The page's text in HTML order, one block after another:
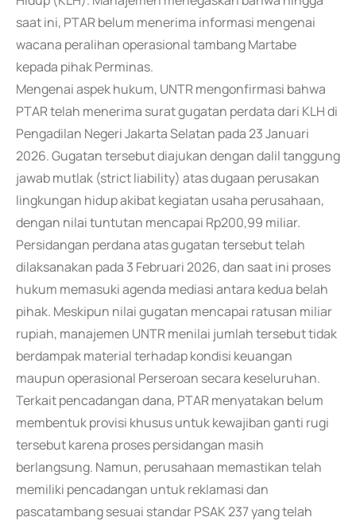
saat ini, PTAR belum menerima informasi mengenai
wacana peralihan operasional tambang Martabe
kepada pihak Perminas.
Mengenai aspek hukum, UNTR mengonfirmasi bahwa
PTAR telah menerima surat gugatan perdata dari KLH di
Pengadilan Negeri Jakarta Selatan pada 23 Januari
2026. Gugatan tersebut diajukan dengan dalil tanggung
jawab mutlak (strict liability) atas dugaan perusakan
lingkungan hidup akibat kegiatan usaha perusahaan,
dengan nilai tuntutan mencapai Rp200,99 miliar.
Persidangan perdana atas gugatan tersebut telah
dilaksanakan pada 3 Februari 2026, dan saat ini proses
hukum memasuki agenda mediasi antara kedua belah
pihak. Meskipun nilai gugatan mencapai ratusan miliar
rupiah, manajemen UNTR menilai jumlah tersebut tidak
berdampak material terhadap kondisi keuangan
maupun operasional Perseroan secara keseluruhan.
Terkait pencadangan dana, PTAR menyatakan belum
membentuk provisi khusus untuk kewajiban ganti rugi
tersebut karena proses persidangan masih
berlangsung. Namun, perusahaan memastikan telah
memiliki pencadangan untuk reklamasi dan
pascatambang sesuai standar PSAK 237 yang telah